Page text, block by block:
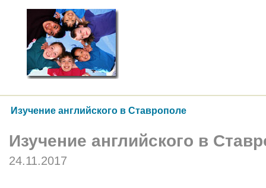
Изучение английского в Ставрополе
Изучение английского в
24.11.2017